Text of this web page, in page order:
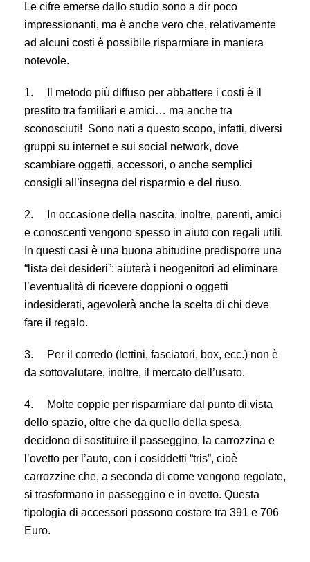
Le cifre emerse dallo studio sono a dir poco
impressionanti, ma è anche vero che, relativamente
ad alcuni costi è possibile risparmiare in maniera
notevole.
1.
Il metodo più diffuso per abbattere i costi è il
prestito tra familiari e amici… ma anche tra
sconosciuti! Sono nati a questo scopo, infatti, diversi
gruppi su internet e sui social network, dove
scambiare oggetti, accessori, o anche semplici
consigli all’insegna del risparmio e del riuso.
2.
In occasione della nascita, inoltre, parenti, amici
e conoscenti vengono spesso in aiuto con regali utili.
In questi casi è una buona abitudine predisporre una
“lista dei desideri”: aiuterà i neogenitori ad eliminare
l’eventualità di ricevere doppioni o oggetti
indesiderati, agevolerà anche la scelta di chi deve
fare il regalo.
3.
Per il corredo (lettini, fasciatori, box, ecc.) non è
da sottovalutare, inoltre, il mercato dell’usato.
4.
Molte coppie per risparmiare dal punto di vista
dello spazio, oltre che da quello della spesa,
decidono di sostituire il passeggino, la carrozzina e
l’ovetto per l’auto, con i cosiddetti “tris”, cioè
carrozzine che, a seconda di come vengono regolate,
si trasformano in passeggino e in ovetto. Questa
tipologia di accessori possono costare tra 391 e 706
Euro.